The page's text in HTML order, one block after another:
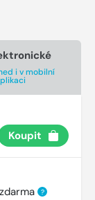
i v mobilní
Koupit
?